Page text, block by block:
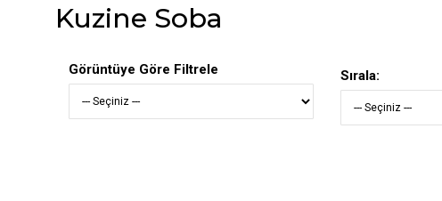
Kuzine Soba
Görüntüye Göre Filtrele Sırala: